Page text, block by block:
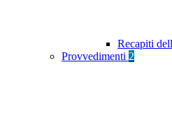
Recapiti
Provvedimenti 2